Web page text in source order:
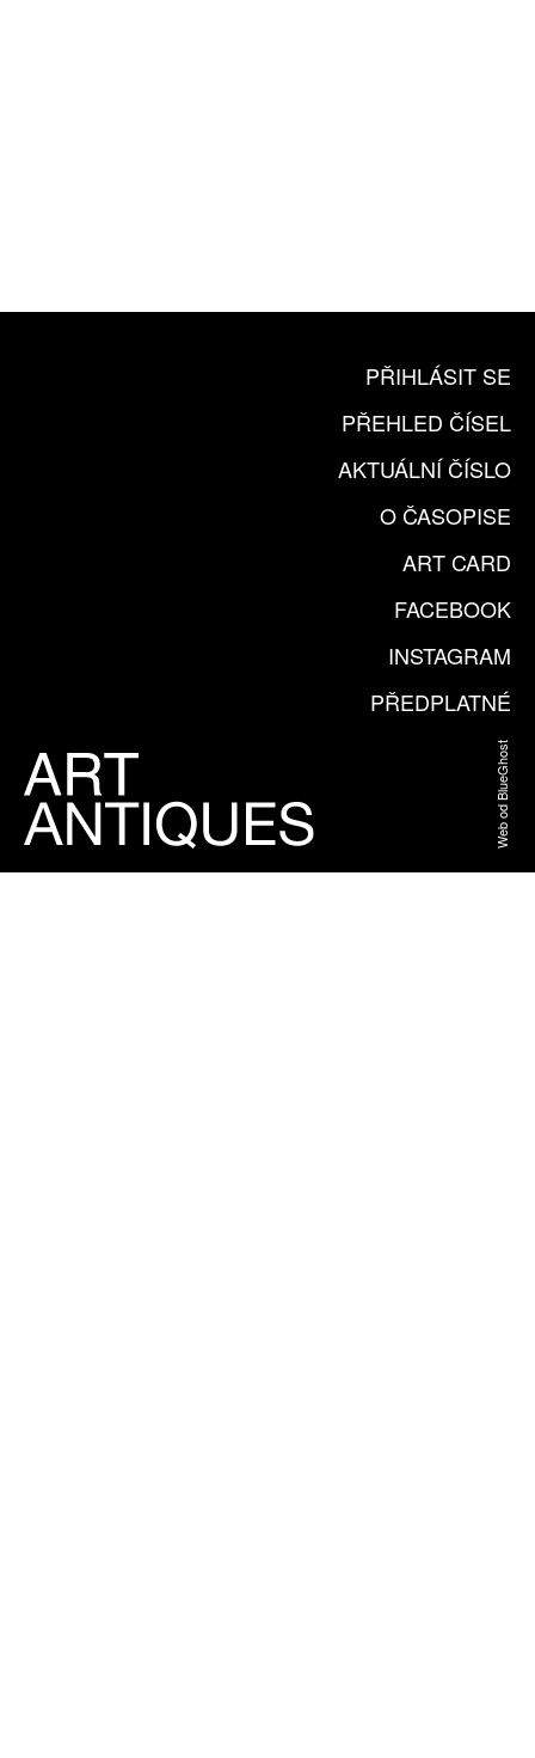
PŘIHLÁSIT SE
PŘEHLED ČÍSEL
AKTUÁLNÍ ČÍSLO
O ČASOPISE
ART CARD
FACEBOOK
INSTAGRAM
PŘEDPLATNÉ
Web od BlueGhost